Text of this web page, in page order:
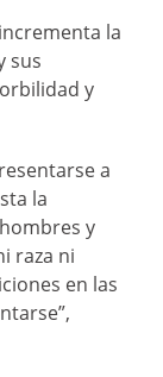
la
sus
y
a
la
y
raza ni
en las